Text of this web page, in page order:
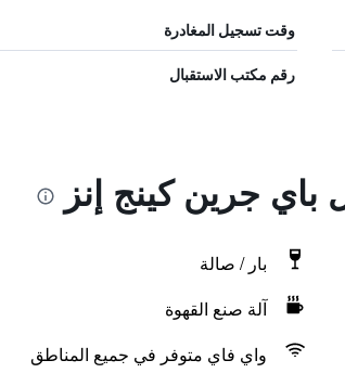
وقت تسجيل المغادرة
رقم مكتب الاستقبال
باي جرين كينج إنز
بار / صالة
آلة صنع القهوة
واي فاي متوفر في جميع المناطق